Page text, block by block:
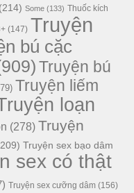
(214) Some (133) Thuốc kích
(147) Truyện
bú cặc
Truyện bú
Truyện liếm
loạn
(278) Truyện
Truyện sex bạo dâm
sex có thật
Truyện sex cưỡng dâm (156)